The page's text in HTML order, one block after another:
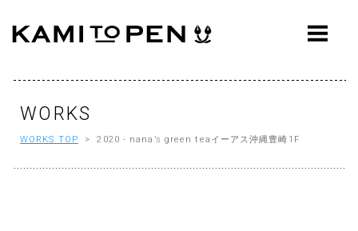
ABOUT
AWARDS
WORKS
WORKS TOP > 2020 - nana’s green teaイーアス沖縄豊崎1F